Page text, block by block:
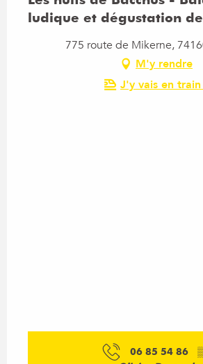
ludique et dégustation
775 route de Mikerne,
M'y rendre
J'y vais en
06 85 54 86